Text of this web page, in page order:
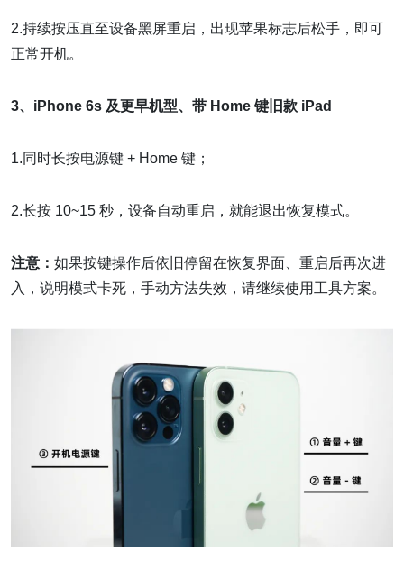
2.持续按压直至设备黑屏重启，出现苹果标志后松手，即可
正常开机。
3、iPhone 6s 及更早机型、带 Home 键旧款 iPad
1.同时长按电源键 + Home 键；
2.长按 10~15 秒，设备自动重启，就能退出恢复模式。
注意： 如果按键操作后依旧停留在恢复界面、重启后再次进
入，说明模式卡死，手动方法失效，请继续使用工具方案。